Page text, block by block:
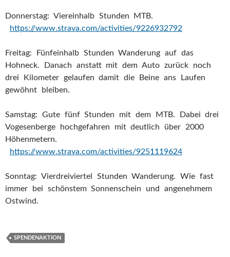
Donnerstag: Viereinhalb Stunden MTB.
https://www.strava.com/activities/9226932792
Freitag: Fünfeinhalb Stunden Wanderung auf das
Hohneck. Danach anstatt mit dem Auto zurück noch
drei Kilometer gelaufen damit die Beine ans Laufen
gewöhnt bleiben.
Samstag: Gute fünf Stunden mit dem MTB. Dabei drei
Vogesenberge hochgefahren mit deutlich über 2000
Höhenmetern.
https://www.strava.com/activities/9251119624
Sonntag: Vierdreiviertel Stunden Wanderung. Wie fast
immer bei schönstem Sonnenschein und angenehmem
Ostwind.
SPENDENAKTION